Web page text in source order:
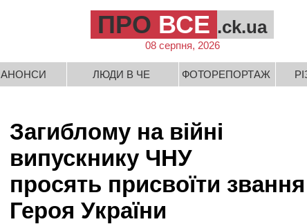
ПРО ВСЕ .ck.ua
08 серпня, 2026
АНОНСИ ЛЮДИ В ЧЕ ФОТОРЕПОРТАЖ
Загиблому на війні
випускнику ЧНУ
просять присвоїти звання
Героя України